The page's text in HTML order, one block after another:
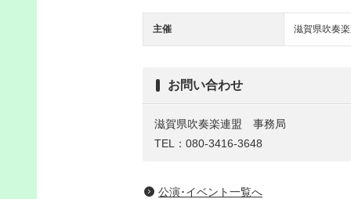
主催 滋賀県吹奏
お問い合わせ
滋賀県吹奏楽連盟 事務局
TEL：080-3416-3648
公演･イベント一覧へ